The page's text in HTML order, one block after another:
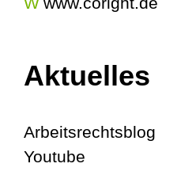
Aktuelles
Arbeitsrechtsblog
Youtube